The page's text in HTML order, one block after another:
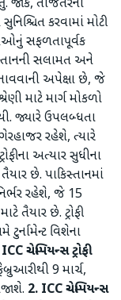
જોકે, તાજેતરના
કરવામાં મોટી
સફળતાપૂર્વક
સલામત અને
અપેક્ષા છે, જે
માટે માર્ગ મોકળો
જ્યારે ઉપલબ્ધતા
રહેશે, ત્યારે
અત્યાર સુધીના
છે. પાકિસ્તાનમાં
રહેશે, જે 15
તૈયાર છે. ટ્રોફી
વિશેના
ચેમ્પિયન્સ ટ્રોફી
9 માર્ચ,
2. ICC ચેમ્પિયન્સ